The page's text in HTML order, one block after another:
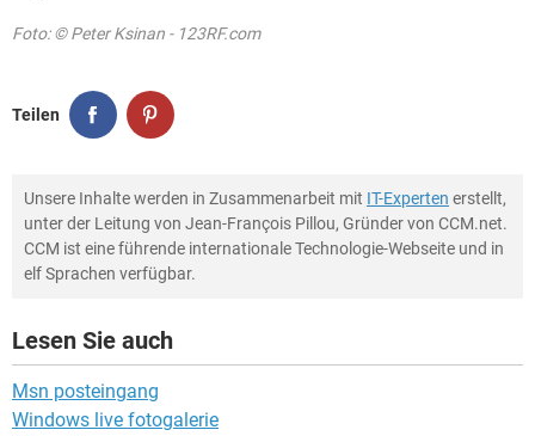
Foto: © Peter Ksinan - 123RF.com
Teilen
Unsere Inhalte werden in Zusammenarbeit mit IT-Experten erstellt,
unter der Leitung von Jean-François Pillou, Gründer von CCM.net.
CCM ist eine führende internationale Technologie-Webseite und in
elf Sprachen verfügbar.
Lesen Sie auch
Msn posteingang
Windows live fotogalerie